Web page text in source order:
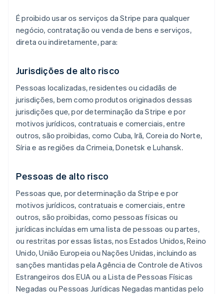
É proibido usar os serviços da Stripe para qualquer
negócio, contratação ou venda de bens e serviços,
direta ou indiretamente, para:
Jurisdições de alto risco
Pessoas localizadas, residentes ou cidadãs de
jurisdições, bem como produtos originados dessas
jurisdições que, por determinação da Stripe e por
motivos jurídicos, contratuais e comerciais, entre
outros, são proibidas, como Cuba, Irã, Coreia do Norte,
Síria e as regiões da Crimeia, Donetsk e Luhansk.
Pessoas de alto risco
Pessoas que, por determinação da Stripe e por
motivos jurídicos, contratuais e comerciais, entre
outros, são proibidas, como pessoas físicas ou
jurídicas incluídas em uma lista de pessoas ou partes,
ou restritas por essas listas, nos Estados Unidos, Reino
Unido, União Europeia ou Nações Unidas, incluindo as
sanções mantidas pela Agência de Controle de Ativos
Estrangeiros dos EUA ou a Lista de Pessoas Físicas
Negadas ou Pessoas Jurídicas Negadas mantidas pelo